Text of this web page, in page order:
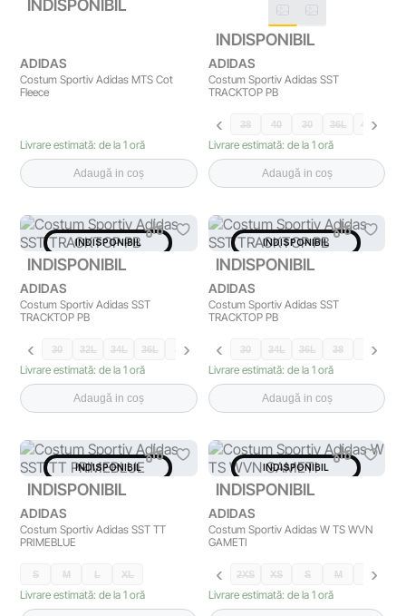
INDISPONIBIL
ADIDAS
Costum Sportiv Adidas MTS Cot
Fleece
Livrare estimată: de la 1 oră
Adaugă in coș
INDISPONIBIL
ADIDAS
Costum Sportiv Adidas SST
TRACKTOP PB
38 40 30 36L 42L
Livrare estimată: de la 1 oră
Adaugă in coș
INDISPONIBIL
INDISPONIBIL
ADIDAS
Costum Sportiv Adidas SST
TRACKTOP PB
30 32L 34L 36L 38 40 42L
Livrare estimată: de la 1 oră
Adaugă in coș
INDISPONIBIL
INDISPONIBIL
ADIDAS
Costum Sportiv Adidas SST
TRACKTOP PB
30 34L 36L 38 40
Livrare estimată: de la 1 oră
Adaugă in coș
INDISPONIBIL
INDISPONIBIL
ADIDAS
Costum Sportiv Adidas SST TT
PRIMEBLUE
S M L XL
Livrare estimată: de la 1 oră
INDISPONIBIL
INDISPONIBIL
ADIDAS
Costum Sportiv Adidas W TS WVN
GAMETI
2XS XS S M L
Livrare estimată: de la 1 oră